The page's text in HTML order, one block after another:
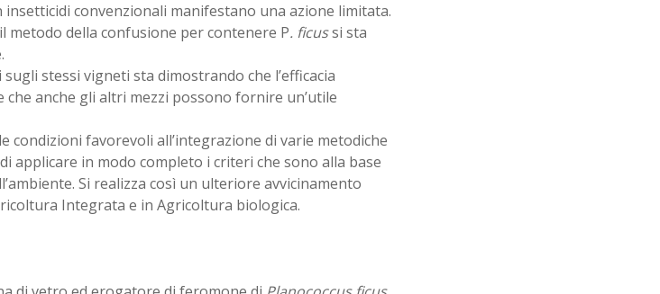
convenzionali manifestano una azione limitata.
metodo della confusione per contenere P. ficussi sta
stessi vigneti sta dimostrando che l’efficacia
anche gli altri mezzi possono fornire un’utile
condizioni favorevoli all’integrazione di varie metodiche
applicare in modo completo i criteri che sono alla base
Si realizza così un ulteriore avvicinamento
Integrata e in Agricoltura biologica.